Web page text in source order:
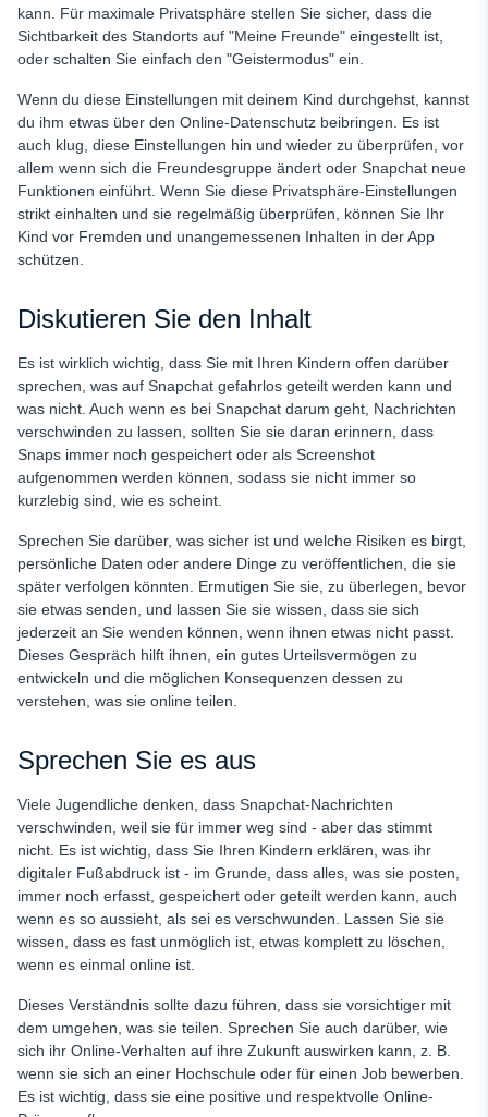
kann. Für maximale Privatsphäre stellen Sie sicher, dass die
Sichtbarkeit des Standorts auf "Meine Freunde" eingestellt ist,
oder schalten Sie einfach den "Geistermodus" ein.
Wenn du diese Einstellungen mit deinem Kind durchgehst, kannst
du ihm etwas über den Online-Datenschutz beibringen. Es ist
auch klug, diese Einstellungen hin und wieder zu überprüfen, vor
allem wenn sich die Freundesgruppe ändert oder Snapchat neue
Funktionen einführt. Wenn Sie diese Privatsphäre-Einstellungen
strikt einhalten und sie regelmäßig überprüfen, können Sie Ihr
Kind vor Fremden und unangemessenen Inhalten in der App
schützen.
Diskutieren Sie den Inhalt
Es ist wirklich wichtig, dass Sie mit Ihren Kindern offen darüber
sprechen, was auf Snapchat gefahrlos geteilt werden kann und
was nicht. Auch wenn es bei Snapchat darum geht, Nachrichten
verschwinden zu lassen, sollten Sie sie daran erinnern, dass
Snaps immer noch gespeichert oder als Screenshot
aufgenommen werden können, sodass sie nicht immer so
kurzlebig sind, wie es scheint.
Sprechen Sie darüber, was sicher ist und welche Risiken es birgt,
persönliche Daten oder andere Dinge zu veröffentlichen, die sie
später verfolgen könnten. Ermutigen Sie sie, zu überlegen, bevor
sie etwas senden, und lassen Sie sie wissen, dass sie sich
jederzeit an Sie wenden können, wenn ihnen etwas nicht passt.
Dieses Gespräch hilft ihnen, ein gutes Urteilsvermögen zu
entwickeln und die möglichen Konsequenzen dessen zu
verstehen, was sie online teilen.
Sprechen Sie es aus
Viele Jugendliche denken, dass Snapchat-Nachrichten
verschwinden, weil sie für immer weg sind - aber das stimmt
nicht. Es ist wichtig, dass Sie Ihren Kindern erklären, was ihr
digitaler Fußabdruck ist - im Grunde, dass alles, was sie posten,
immer noch erfasst, gespeichert oder geteilt werden kann, auch
wenn es so aussieht, als sei es verschwunden. Lassen Sie sie
wissen, dass es fast unmöglich ist, etwas komplett zu löschen,
wenn es einmal online ist.
Dieses Verständnis sollte dazu führen, dass sie vorsichtiger mit
dem umgehen, was sie teilen. Sprechen Sie auch darüber, wie
sich ihr Online-Verhalten auf ihre Zukunft auswirken kann, z. B.
wenn sie sich an einer Hochschule oder für einen Job bewerben.
Es ist wichtig, dass sie eine positive und respektvolle Online-